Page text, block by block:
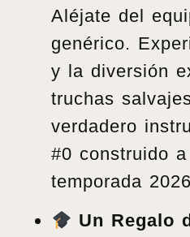
Aléjate del
genérico.
y la diversión
truchas
verdadero
#0 construido
temporada
Un Regalo